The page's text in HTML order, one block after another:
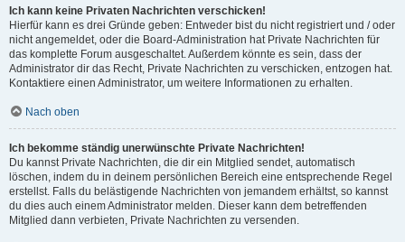
Ich kann keine Privaten Nachrichten verschicken!
Hierfür kann es drei Gründe geben: Entweder bist du nicht registriert und / oder
nicht angemeldet, oder die Board-Administration hat Private Nachrichten für
das komplette Forum ausgeschaltet. Außerdem könnte es sein, dass der
Administrator dir das Recht, Private Nachrichten zu verschicken, entzogen hat.
Kontaktiere einen Administrator, um weitere Informationen zu erhalten.
Nach oben
Ich bekomme ständig unerwünschte Private Nachrichten!
Du kannst Private Nachrichten, die dir ein Mitglied sendet, automatisch
löschen, indem du in deinem persönlichen Bereich eine entsprechende Regel
erstellst. Falls du belästigende Nachrichten von jemandem erhältst, so kannst
du dies auch einem Administrator melden. Dieser kann dem betreffenden
Mitglied dann verbieten, Private Nachrichten zu versenden.